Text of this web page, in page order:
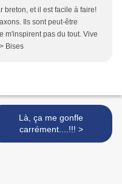
breton, et il est facile à faire!
Ils sont peut-être
m'inspirent pas du tout. Vive
Bises
Là, ça me gonfle
carrément....!!! >